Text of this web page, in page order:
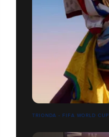
TRIONDA - FIFA WORLD CUP